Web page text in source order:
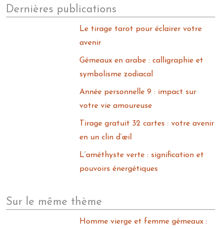
Dernières publications
Le tirage tarot pour éclairer votre
avenir
Gémeaux en arabe : calligraphie et
symbolisme zodiacal
Année personnelle 9 : impact sur
votre vie amoureuse
Tirage gratuit 32 cartes : votre avenir
en un clin d’œil
L’améthyste verte : signification et
pouvoirs énergétiques
Sur le même thème
Homme vierge et femme gémeaux :